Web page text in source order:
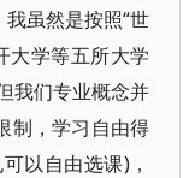
虽然是按照“世
大学等五所大学
我们专业概念并
制，学习自由得
以自由选课)，